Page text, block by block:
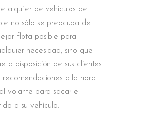
alquiler de vehículos de
no sólo se preocupa de
flota posible para
necesidad, sino que
a disposición de sus clientes
recomendaciones a la hora
volante para sacar el
a su vehículo.